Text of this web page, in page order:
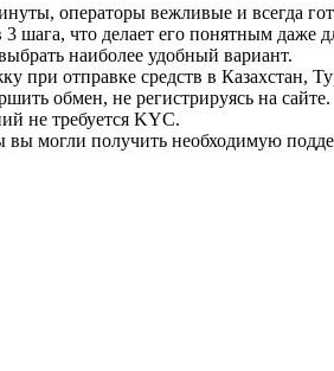
операторы вежливые и всегда
шага, что делает его понятным даже
наиболее удобный вариант.
при отправке средств в Казахстан,
обмен, не регистрируясь на сайте.
не требуется KYC.
вы могли получить необходимую